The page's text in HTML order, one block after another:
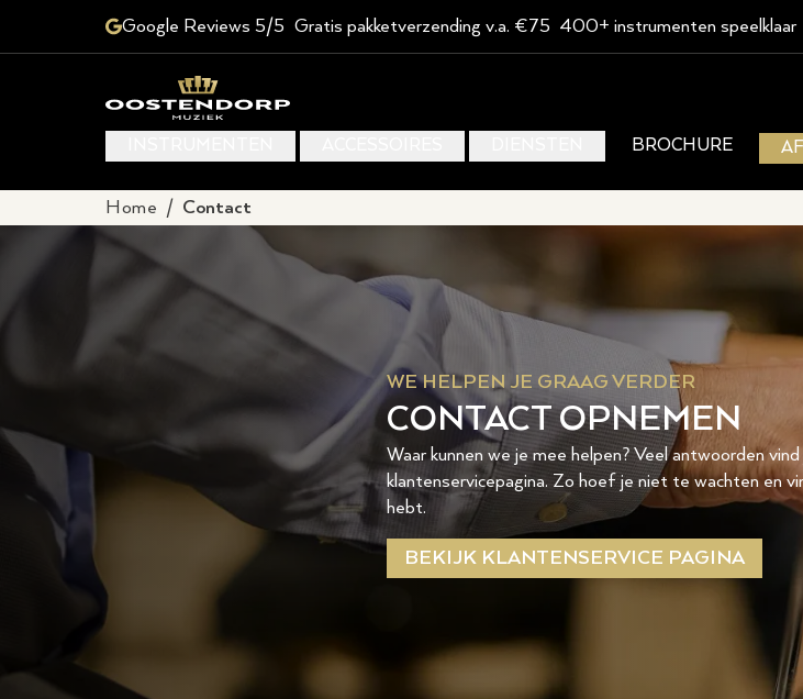
Google Reviews 5/5 Gratis pakketverzending v.a. €75 400+ instrumenten speelklaar
BROCHURE
Home / Contact
WE HELPEN JE GRAAG VERDER
CONTACT OPNEMEN
Waar kunnen we je mee helpen? Veel antwoorden
klantenservicepagina. Zo hoef je niet te wachten en
hebt.
BEKIJK KLANTENSERVICE PAGINA